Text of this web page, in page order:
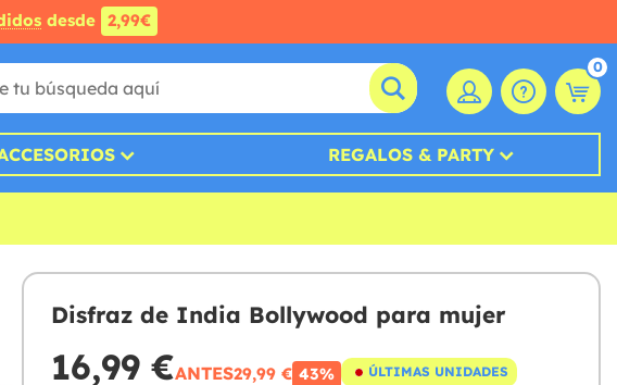
desde 2,99€
0
REGALOS & PARTY
Disfraz de India Bollywood para mujer
16,99 €ANTES29,99 € 43% ÚLTIMAS UNIDADES